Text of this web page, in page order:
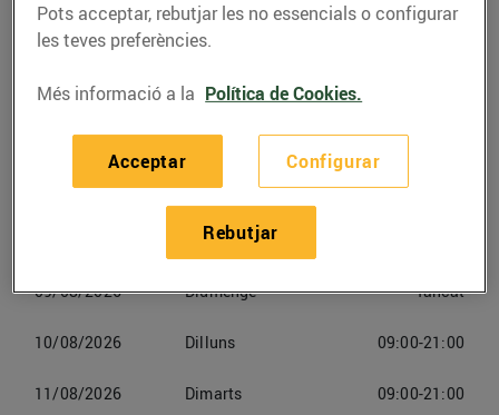
06/08/2026 Dijous 09:00-21:00
07/08/2026 Divendres 09:00-21:00
Dissabte
09/08/2026 Diumenge Tancat
10/08/2026 Dilluns 09:00-21:00
11/08/2026 Dimarts 09:00-21:00
Pots acceptar, rebutjar les no essencials o configurar
les teves preferències.
Més informació a la Política de Cookies.
Configurar
Rebutjar
Acceptar